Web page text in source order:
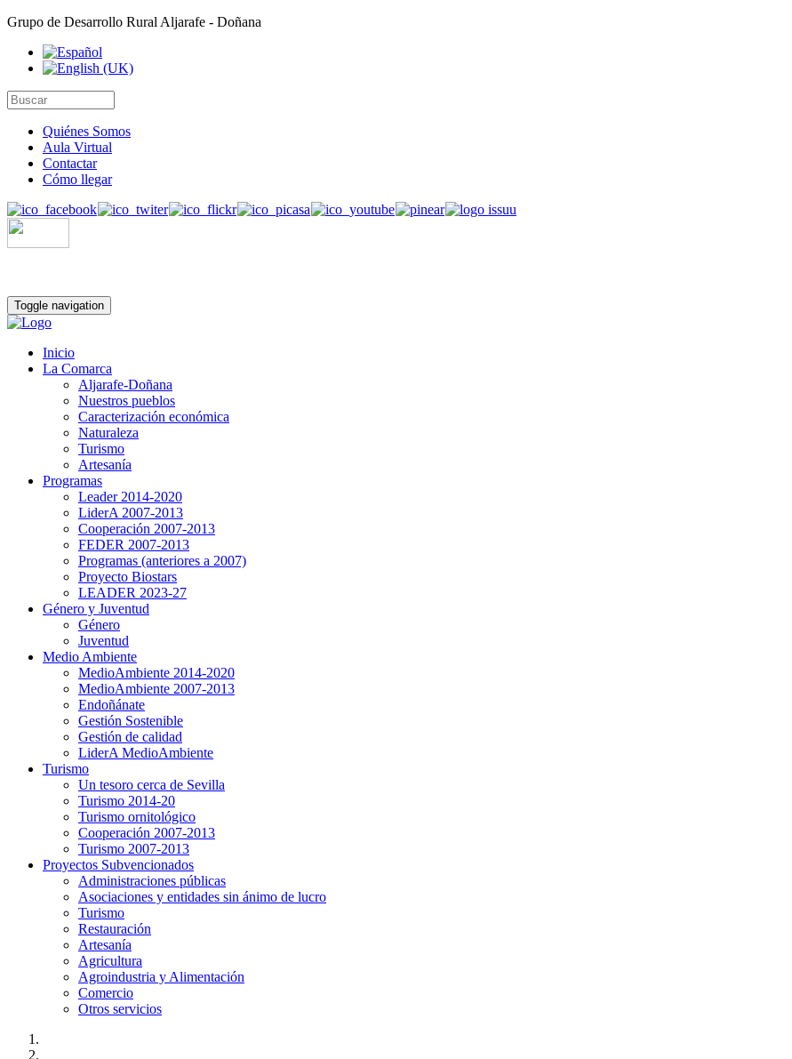
Grupo de Desarrollo Rural Aljarafe - Doñana
Quiénes Somos
Aula Virtual
Contactar
Cómo llegar
Toggle navigation
Inicio
La Comarca
Aljarafe-Doñana
Nuestros pueblos
Caracterización económica
Naturaleza
Turismo
Artesanía
Programas
Leader 2014-2020
LiderA 2007-2013
Cooperación 2007-2013
FEDER 2007-2013
Programas (anteriores a 2007)
Proyecto Biostars
LEADER 2023-27
Género y Juventud
Género
Juventud
Medio Ambiente
MedioAmbiente 2014-2020
MedioAmbiente 2007-2013
Endoñánate
Gestión Sostenible
Gestión de calidad
LiderA MedioAmbiente
Turismo
Un tesoro cerca de Sevilla
Turismo 2014-20
Turismo ornitológico
Cooperación 2007-2013
Turismo 2007-2013
Proyectos Subvencionados
Administraciones públicas
Asociaciones y entidades sin ánimo de lucro
Turismo
Restauración
Artesanía
Agricultura
Agroindustria y Alimentación
Comercio
Otros servicios